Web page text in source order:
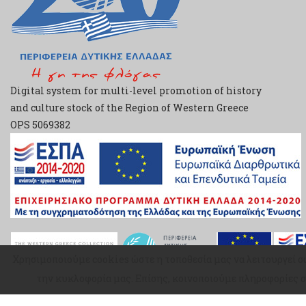
Digital system for multi-level promotion of history
and culture stock of the Region of Western Greece
ΟPS 5069382